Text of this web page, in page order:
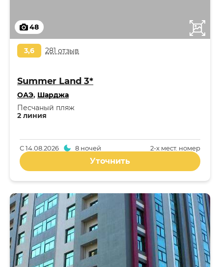
48
3,6 281 отзыв
Summer Land 3*
ОАЭ, Шарджа
2 линия
Песчаный пляж
2-x мест. номер
С14.08.2026 8 ночей
Уточнить